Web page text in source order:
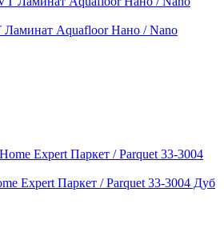
Aquafloor Нано / Nano
Expert Паркет / Parquet 33-3004 Дуб